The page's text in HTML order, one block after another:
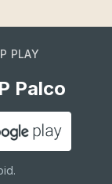
PLAY
Palco